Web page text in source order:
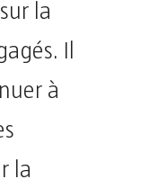
la
Il
à
la